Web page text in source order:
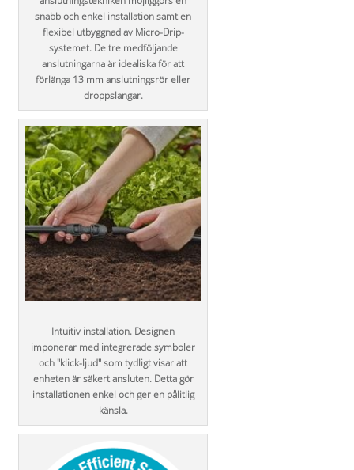
snabb och enkel installation samt en
flexibel utbyggnad av Micro-Drip-
systemet. De tre medföljande
anslutningarna är idealiska för att
förlänga 13 mm anslutningsrör eller
droppslangar.
Intuitiv installation. Designen
imponerar med integrerade symboler
och "klick-ljud" som tydligt visar att
enheten är säkert ansluten. Detta gör
installationen enkel och ger en pålitlig
känsla.